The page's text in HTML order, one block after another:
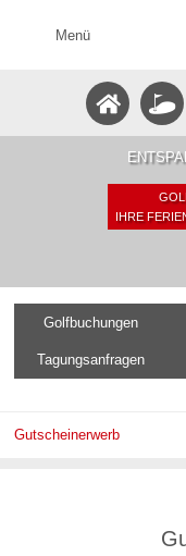
Menü
IHRE
Golfbuchungen
Tagungsanfragen
Gutscheinerwerb